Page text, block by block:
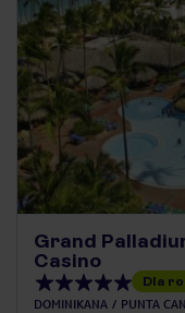
Grand
Casino
Dla
DOMINIKANA PUNTA